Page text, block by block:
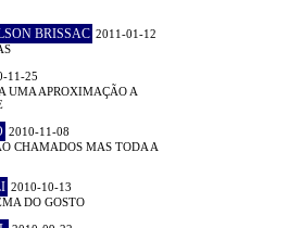
BRISSAC 2011-01-12
11-25
UMA APROXIMAÇÃO A
2010-11-08
CHAMADOS MAS TODA A
2010-10-13
DO GOSTO